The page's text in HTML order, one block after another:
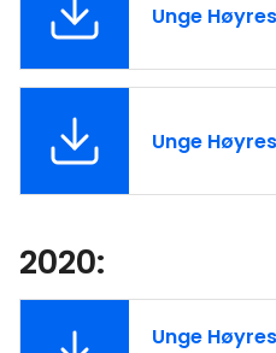
Unge
Unge
2020:
Unge